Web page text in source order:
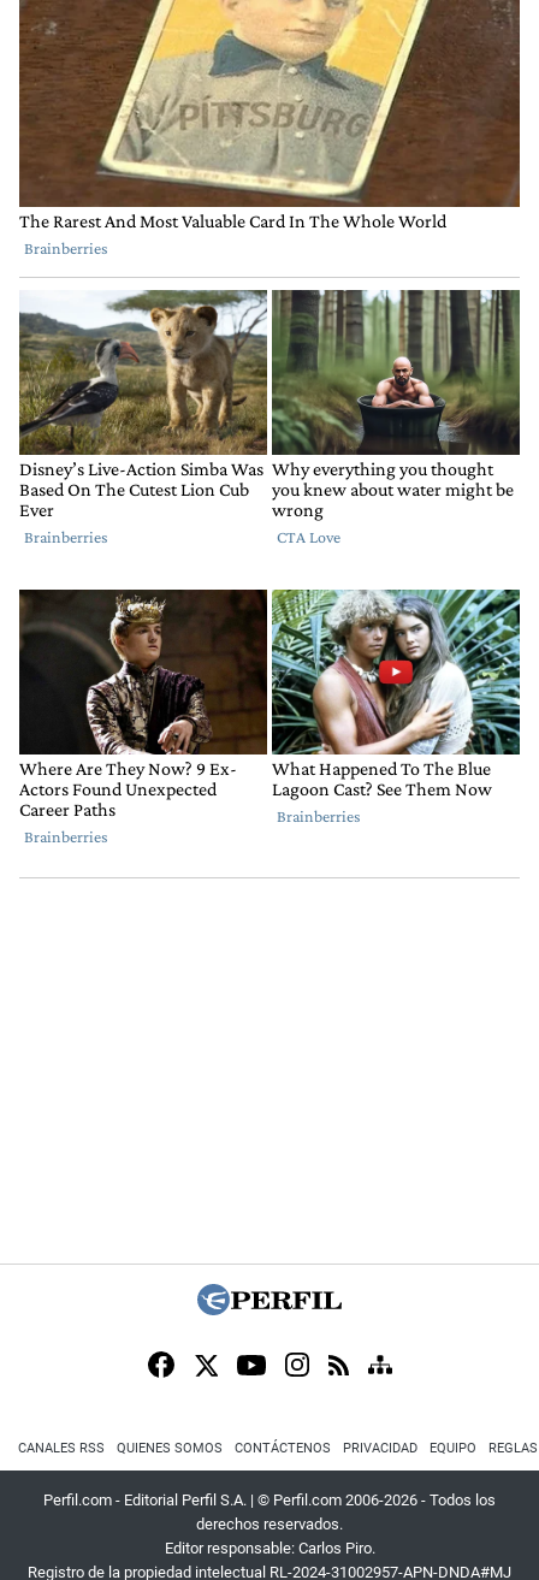
CANALES RSS QUIENES SOMOS CONTÁCTENOS PRIVACIDAD EQUIPO
Perfil.com - Editorial Perfil S.A. | © Perfil.com 2006-2026 - Todos los
derechos reservados.
Editor responsable: Carlos Piro.
Registro de la propiedad intelectual RL-2024-31002957-APN-DNDA#MJ